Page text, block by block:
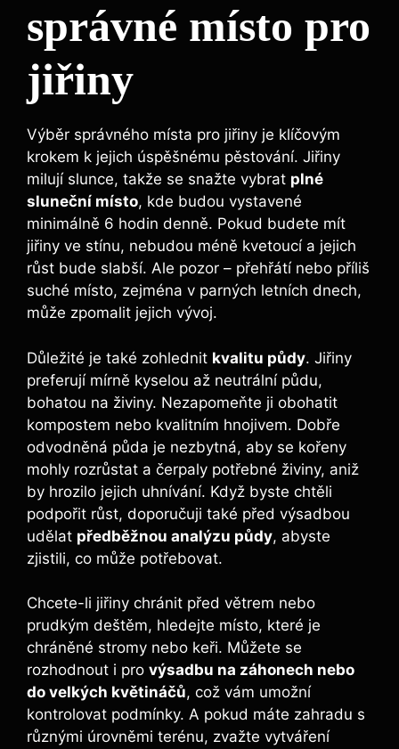
správné místo pro
jiřiny
Výběr správného místa pro jiřiny je klíčovým
krokem k jejich úspěšnému pěstování. Jiřiny
milují slunce, takže se snažte vybrat plné
sluneční místo, kde budou vystavené
minimálně 6 hodin denně. Pokud budete mít
jiřiny ve stínu, nebudou méně kvetoucí a jejich
růst bude slabší. Ale pozor – přehřátí nebo příliš
suché místo, zejména v parných letních dnech,
může zpomalit jejich vývoj.
Důležité je také zohlednit kvalitu půdy. Jiřiny
preferují mírně kyselou až neutrální půdu,
bohatou na živiny. Nezapomeňte ji obohatit
kompostem nebo kvalitním hnojivem. Dobře
odvodněná půda je nezbytná, aby se kořeny
mohly rozrůstat a čerpaly potřebné živiny, aniž
by hrozilo jejich uhnívání. Když byste chtěli
podpořit růst, doporučuji také před výsadbou
udělat předběžnou analýzu půdy, abyste
zjistili, co může potřebovat.
Chcete-li jiřiny chránit před větrem nebo
prudkým deštěm, hledejte místo, které je
chráněné stromy nebo keři. Můžete se
rozhodnout i pro výsadbu na záhonech nebo
do velkých květináčů, což vám umožní
kontrolovat podmínky. A pokud máte zahradu s
různými úrovněmi terénu, zvažte vytváření